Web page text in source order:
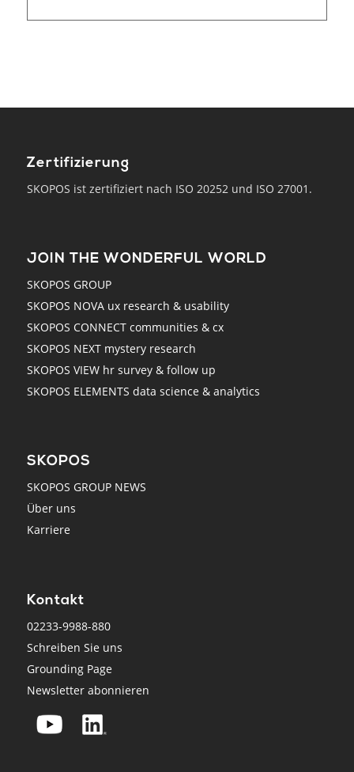
Zertifizierung
SKOPOS ist zertifiziert nach ISO 20252 und ISO 27001.
JOIN THE WONDERFUL WORLD
SKOPOS GROUP
SKOPOS NOVA ux research & usability
SKOPOS CONNECT communities & cx
SKOPOS NEXT mystery research
SKOPOS VIEW hr survey & follow up
SKOPOS ELEMENTS data science & analytics
SKOPOS
SKOPOS GROUP NEWS
Über uns
Karriere
Kontakt
02233-9988-880
Schreiben Sie uns
Grounding Page
Newsletter abonnieren